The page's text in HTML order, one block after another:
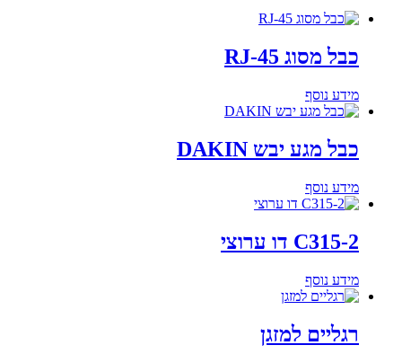
כבל מסוג RJ-45
מידע נוסף
כבל מגע יבש DAKIN
מידע נוסף
C315-2 דו ערוצי
מידע נוסף
רגליים למזגן